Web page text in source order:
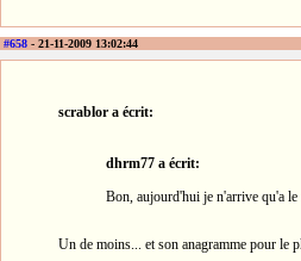
#658 - 21-11-2009 13:02:44
scrablor a écrit:
dhrm77 a écrit:
Bon, aujourd'hui je n'arrive qu'a le
Un de moins... et son anagramme pour le